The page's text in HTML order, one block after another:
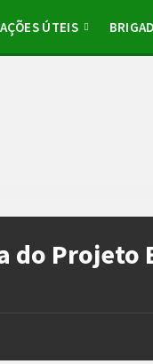
ÚTEIS
do Projeto